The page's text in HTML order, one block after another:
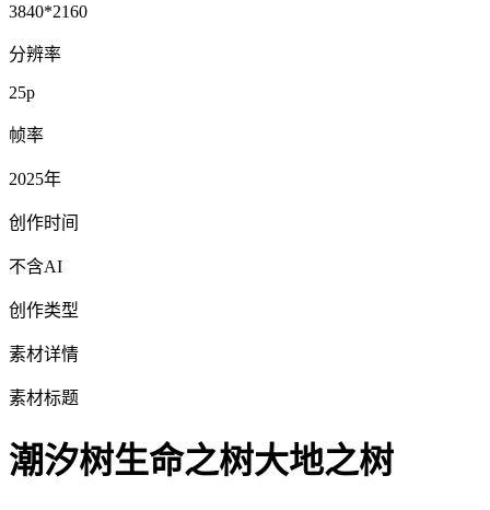
3840*2160
分辨率
25p
帧率
2025年
创作时间
不含AI
创作类型
素材详情
素材标题
潮汐树生命之树大地之树